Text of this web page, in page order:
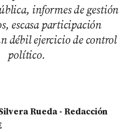
informes de gestión
escasa participación
débil ejercicio de control
político.
Rueda - Redacción